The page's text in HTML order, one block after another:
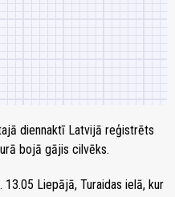
diennaktī Latvijā reģistrēts
bojā gājis cilvēks.
Liepājā, Turaidas ielā, kur